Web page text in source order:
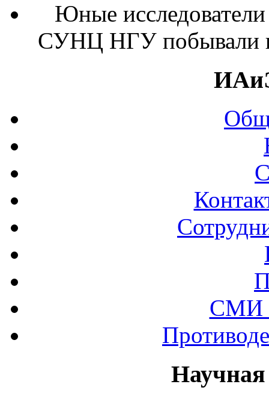
Юные
СУНЦ НГУ побывали
СМИ
Научная